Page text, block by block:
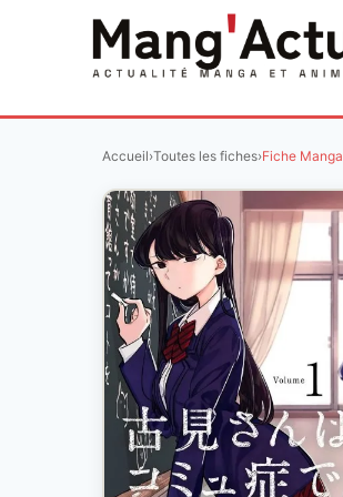
Accueil›Toutes les fiches›Fiche Manga